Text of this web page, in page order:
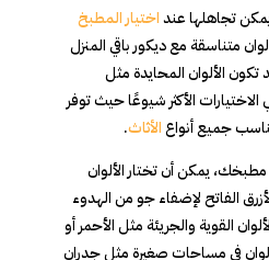
يمكن تجاهلها عنداختيار المطبخ
متناسقة مع ديكور باقي المنزل
الألوان المحايدة مثل
الأكثر شيوعًا حيث توفر
جميع أنواعالأثاث.
يمكن أن تختار الألوان
الفاتح لإضفاء جو من الهدوء
القوية والجريئة مثل الأحمر أو
في مساحات صغيرة مثل جدران